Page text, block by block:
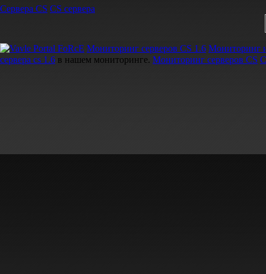
Сервера CS CS сервера
Мониторинг серверов CS 1.6 Мониторинг
сервера cs 1.6 в нашем мониторинге. Мониторинг серверов CS